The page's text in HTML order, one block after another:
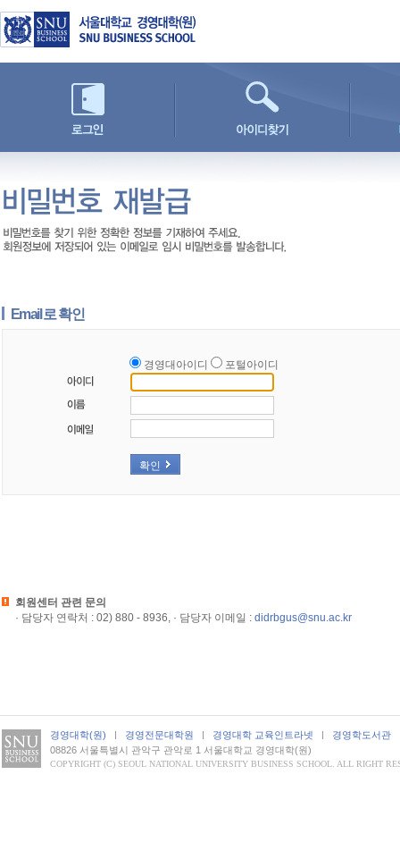
Email 로 확인
경영대아이디 포털아이디
회원센터 관련 문의
· 담당자 연락처 : 02) 880 - 8936, · 담당자 이메일 : didrbgus@snu.ac.kr
경영대학(원) 경영전문대학원 경영대학 교육인트라넷
경영학도서관
08826 서울특별시 관악구 관악로 1 서울대학교 경영대학(원)
COPYRIGHT (C) SEOUL NATIONAL UNIVERSITY BUSINESS SCHOOL. ALL RIGHT